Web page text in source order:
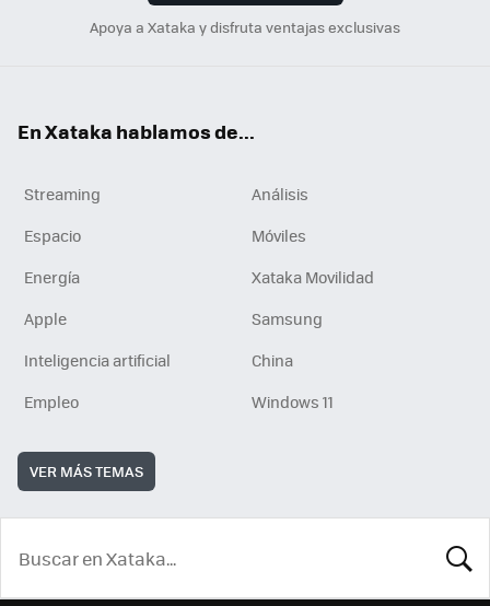
Apoya a Xataka y disfruta ventajas exclusivas
En Xataka hablamos de...
Streaming
Análisis
Espacio
Móviles
Energía
Xataka Movilidad
Apple
Samsung
Inteligencia artificial
China
Empleo
Windows 11
VER MÁS TEMAS